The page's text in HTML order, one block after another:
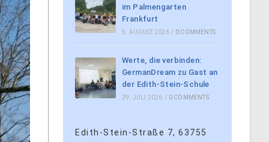
im Palmengarten
Frankfurt
5. AUGUST 2026 / 0 COMMENTS
Werte, die verbinden:
GermanDream zu Gast an
der Edith-Stein-Schule
29. JULI 2026 / 0 COMMENTS
Edith-Stein-Straße 7, 63755